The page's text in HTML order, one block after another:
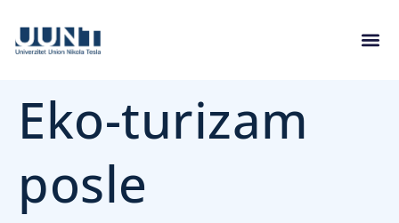
Eko-turizam
posle